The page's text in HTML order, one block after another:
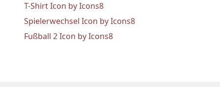
T-Shirt Icon by Icons8
Spielerwechsel Icon by Icons8
Fußball 2 Icon by Icons8